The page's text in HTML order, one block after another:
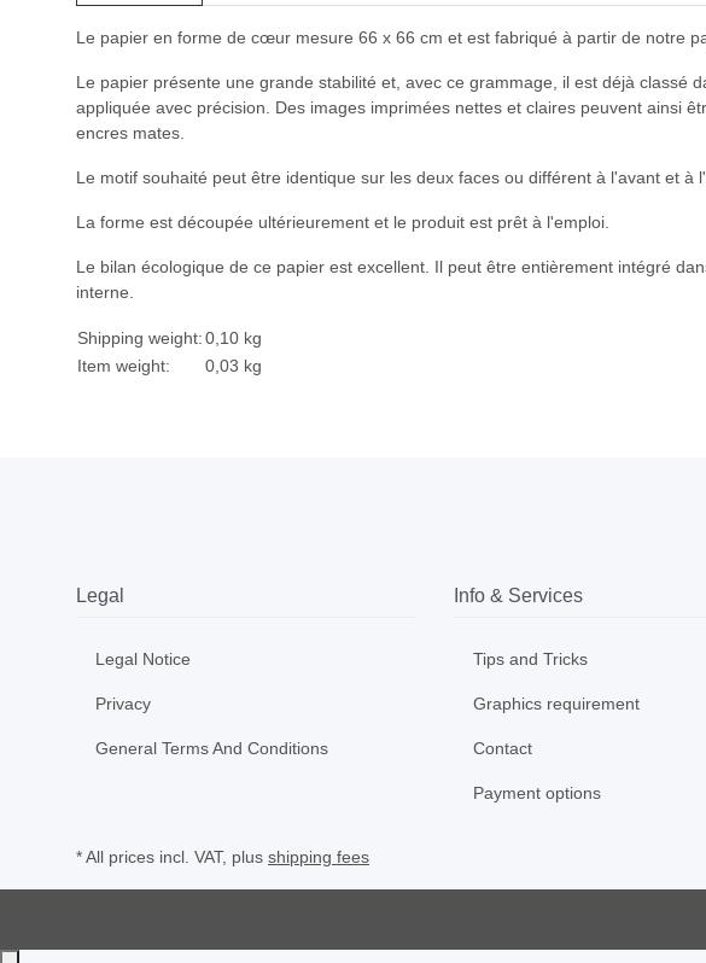
Le papier en forme de cœur mesure 66 x 66 cm et est fabriqué à partir de notre
Le papier présente une grande stabilité et, avec ce grammage, il est déjà
appliquée avec précision. Des images imprimées nettes et claires peuvent ainsi
encres mates.
Le motif souhaité peut être identique sur les deux faces ou différent à l'avant et
La forme est découpée ultérieurement et le produit est prêt à l'emploi.
Le bilan écologique de ce papier est excellent. Il peut être entièrement intégré
interne.
Shipping weight:0,10 kg
Item weight:
0,03 kg
Legal
Legal Notice
Privacy
General Terms And Conditions
Info & Services
Tips and Tricks
Graphics requirement
Contact
Payment options
* All prices incl. VAT, plus shipping fees